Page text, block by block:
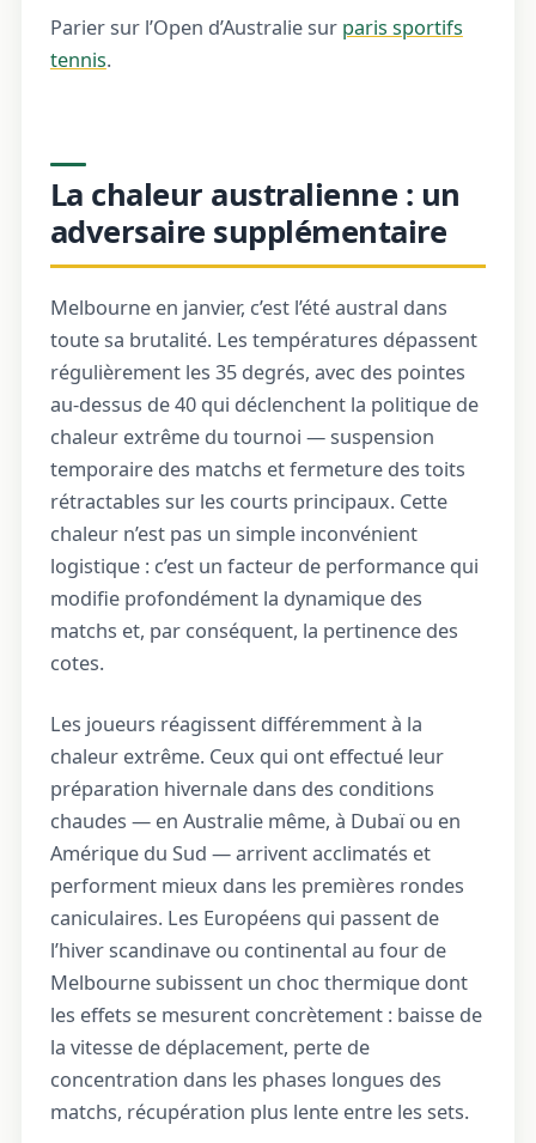
Parier sur l’Open d’Australie sur paris sportifs
tennis.
La chaleur australienne : un
adversaire supplémentaire
Melbourne en janvier, c’est l’été austral dans
toute sa brutalité. Les températures dépassent
régulièrement les 35 degrés, avec des pointes
au-dessus de 40 qui déclenchent la politique de
chaleur extrême du tournoi — suspension
temporaire des matchs et fermeture des toits
rétractables sur les courts principaux. Cette
chaleur n’est pas un simple inconvénient
logistique : c’est un facteur de performance qui
modifie profondément la dynamique des
matchs et, par conséquent, la pertinence des
cotes.
Les joueurs réagissent différemment à la
chaleur extrême. Ceux qui ont effectué leur
préparation hivernale dans des conditions
chaudes — en Australie même, à Dubaï ou en
Amérique du Sud — arrivent acclimatés et
performent mieux dans les premières rondes
caniculaires. Les Européens qui passent de
l’hiver scandinave ou continental au four de
Melbourne subissent un choc thermique dont
les effets se mesurent concrètement : baisse de
la vitesse de déplacement, perte de
concentration dans les phases longues des
matchs, récupération plus lente entre les sets.